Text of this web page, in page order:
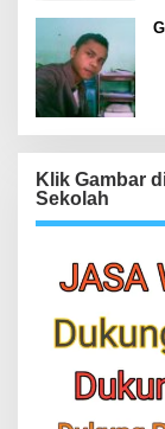
Klik Gambar
Sekolah